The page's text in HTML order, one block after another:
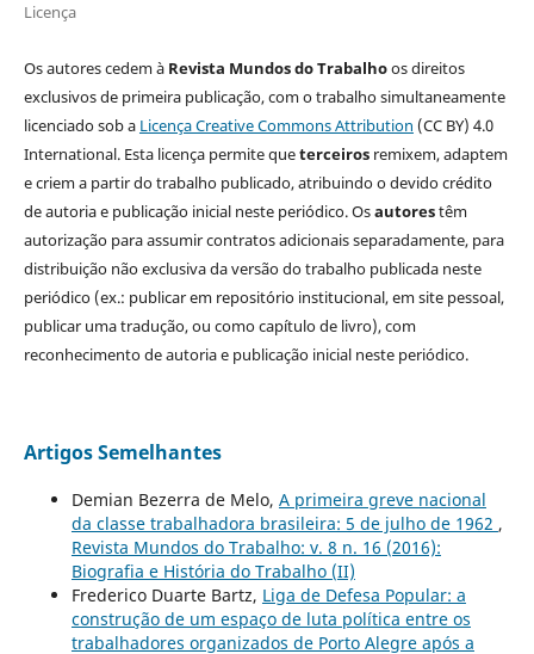
Licença
Os autores cedem à Revista Mundos do Trabalhoos direitos
exclusivos de primeira publicação, com o trabalho simultaneamente
licenciado sob a Licença Creative Commons Attribution (CC BY) 4.0
International. Esta licença permite queterceirosremixem, adaptem
e criem a partir do trabalho publicado, atribuindo o devido crédito
de autoria e publicação inicial neste periódico. Osautorestêm
autorização para assumir contratos adicionais separadamente, para
distribuição não exclusiva da versão do trabalho publicada neste
periódico (ex.: publicar em repositório institucional, em site pessoal,
publicar uma tradução, ou como capítulo de livro), com
reconhecimento de autoria e publicação inicial neste periódico.
Artigos Semelhantes
Demian Bezerra de Melo, A primeira greve nacional
da classe trabalhadora brasileira: 5 de julho de 1962 ,
Revista Mundos do Trabalho: v. 8 n. 16 (2016):
Biografia e História do Trabalho (II)
Frederico Duarte Bartz, Liga de Defesa Popular: a
construção de um espaço de luta política entre os
trabalhadores organizados de Porto Alegre após a